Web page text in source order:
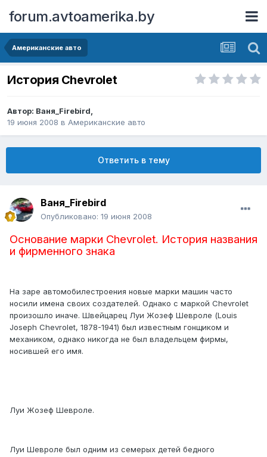
forum.avtoamerika.by
Американские авто
История Chevrolet
Автор: Ваня_Firebird,
19 июня 2008 в Американские авто
Ответить в тему
Ваня_Firebird
Опубликовано: 19 июня 2008
Основание марки Chevrolet. История названия
и фирменного знака
На заре автомобилестроения новые марки машин часто
носили имена своих создателей. Однако с маркой Chevrolet
произошло иначе. Швейцарец Луи Жозеф Шевроле (Louis
Joseph Chevrolet, 1878-1941) был известным гонщиком и
механиком, однако никогда не был владельцем фирмы,
носившей его имя.
Луи Жозеф Шевроле.
Луи Шевроле был одним из семерых детей бедного